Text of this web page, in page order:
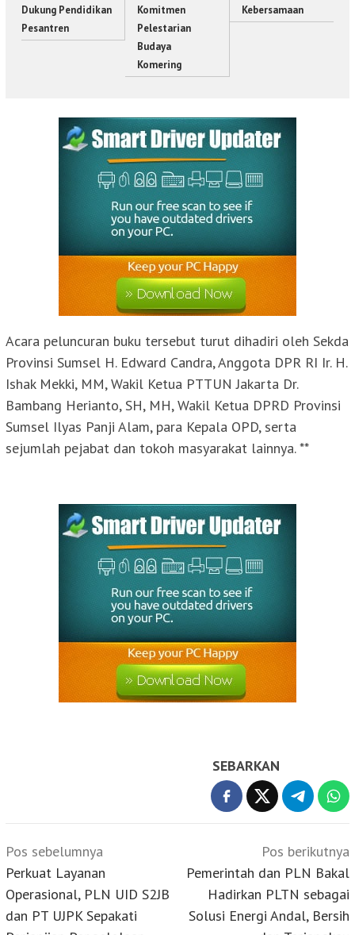
Dukung Pendidikan
Pesantren
Komitmen
Pelestarian
Budaya
Komering
Kebersamaan
Acara peluncuran buku tersebut turut dihadiri oleh Sekda
Provinsi Sumsel H. Edward Candra, Anggota DPR RI Ir. H.
Ishak Mekki, MM, Wakil Ketua PTTUN Jakarta Dr.
Bambang Herianto, SH, MH, Wakil Ketua DPRD Provinsi
Sumsel Ilyas Panji Alam, para Kepala OPD, serta
sejumlah pejabat dan tokoh masyarakat lainnya. **
SEBARKAN
Navigasi
pos
Pos sebelumnya
Perkuat Layanan
Operasional, PLN UID S2JB
dan PT UJPK Sepakati
Pos berikutnya
Pemerintah dan PLN Bakal
Hadirkan PLTN sebagai
Solusi Energi Andal, Bersih